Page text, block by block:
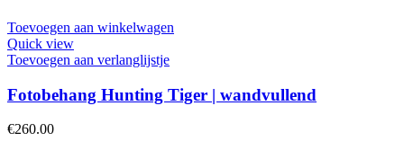
Toevoegen aan winkelwagen
Quick view
Toevoegen aan verlanglijstje
Fotobehang Hunting Tiger | wandvullend
€260.00